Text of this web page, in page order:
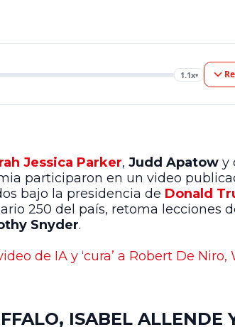
1.1x▾
Jessica Parker, Judd Apatow y
participaron en un video
bajo la presidencia de Donald
250 del país, retoma lecciones
Snyder.
de IA y ‘cura’ a Robert De
ISABEL ALLENDE